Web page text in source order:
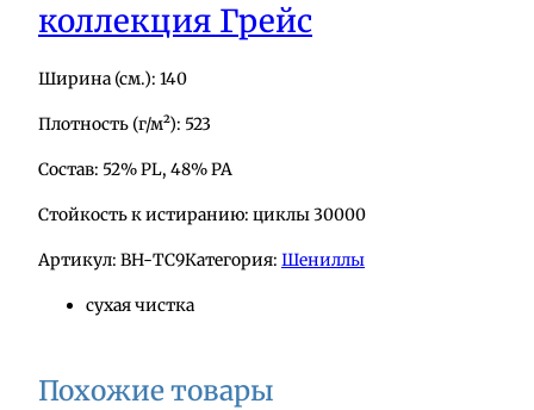
коллекция Грейс
Ширина (см.): 140
Плотность (г/м²): 523
Состав: 52% PL, 48% PA
Стойкость к истиранию: циклы 30000
Артикул: BH-ТС9Категория: Шениллы
сухая чистка
Похожие товары